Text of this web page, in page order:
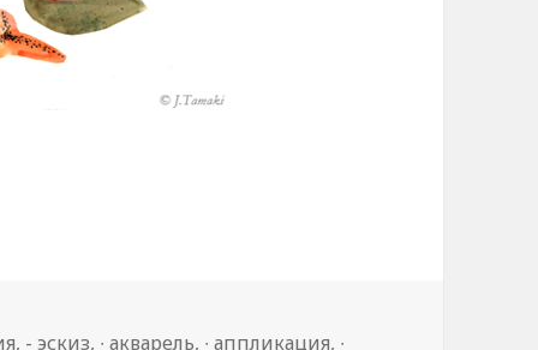
, - эскиз, ∙ акварель, ∙ аппликация, ∙